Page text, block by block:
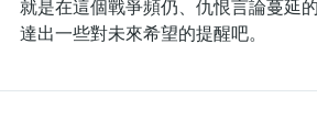
就是在這個戰爭頻仍、仇恨言論蔓延
達出一些對未來希望的提醒吧。